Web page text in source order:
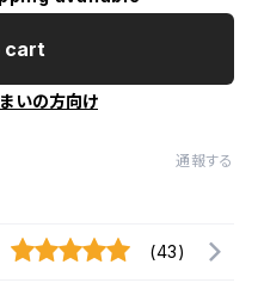
cart
いの方向け
通報する
(43)